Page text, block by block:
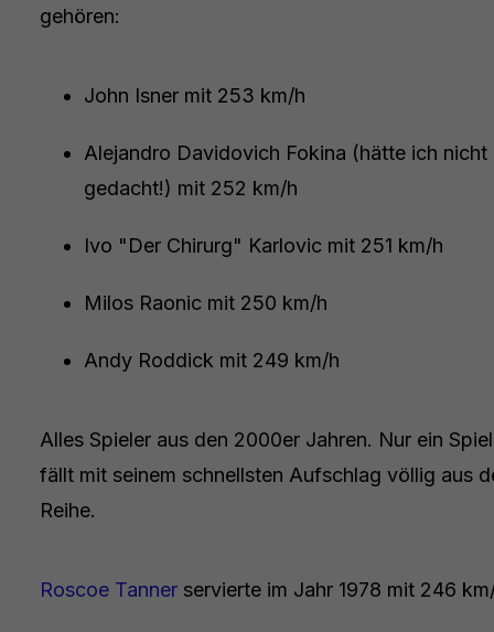
gehören:
John Isner mit 253 km/h
Alejandro Davidovich Fokina (hätte ich nicht
gedacht!) mit 252 km/h
Ivo "Der Chirurg" Karlovic mit 251 km/h
Milos Raonic mit 250 km/h
Andy Roddick mit 249 km/h
Alles Spieler aus den 2000er Jahren. Nur ein
fällt mit seinem schnellsten Aufschlag völlig aus
Reihe.
Roscoe Tannerservierte im Jahr 1978 mit 246